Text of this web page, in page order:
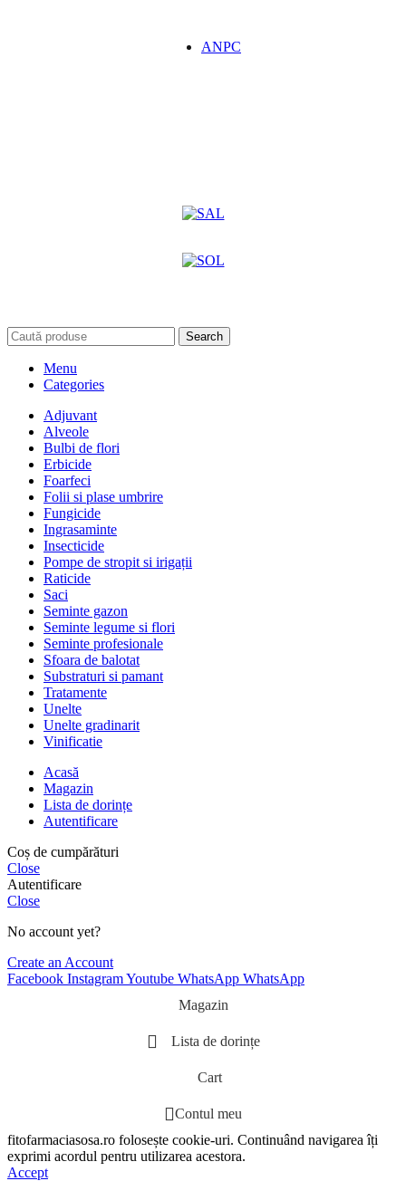
ANPC
Search
Menu
Categories
Adjuvant
Alveole
Bulbi de flori
Erbicide
Foarfeci
Folii si plase umbrire
Fungicide
Ingrasaminte
Insecticide
Pompe de stropit si irigații
Raticide
Saci
Seminte gazon
Seminte legume si flori
Seminte profesionale
Sfoara de balotat
Substraturi si pamant
Tratamente
Unelte
Unelte gradinarit
Vinificatie
Acasă
Magazin
Lista de dorințe
Autentificare
Coș de cumpărături
Close
Autentificare
Close
No account yet?
Create an Account
Facebook InstagramYoutube WhatsApp WhatsApp
Magazin
Lista de dorințe
Cart
Contul meu
fitofarmaciasosa.ro folosește cookie-uri. Continuând navigarea îți
exprimi acordul pentru utilizarea acestora.
Accept